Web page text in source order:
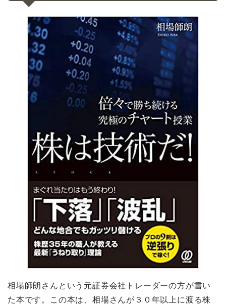
相場師朗さんという元証券会社トレーダーの方が書い
た本です。この本は、相場さんが３０年以上に渡る株